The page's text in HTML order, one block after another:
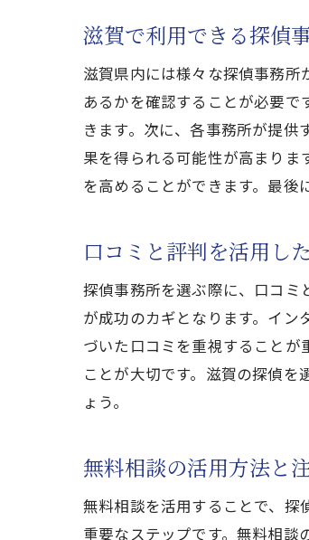
滋賀で利用できる探偵
滋賀県内には様々な探偵事務
あるかを確認することが必要
きます。次に、各事務所が提
果を得られる可能性が高まり
を高めることができます。最後
口コミと評判を活用し
探偵事務所を選ぶ際に、口コミ
が成功のカギとなります。イ
づいた口コミを重視することが
ことが大切です。滋賀の探偵
ょう。
無料相談の活用方法と
無料相談を活用することで、探
重要なステップです。無料相